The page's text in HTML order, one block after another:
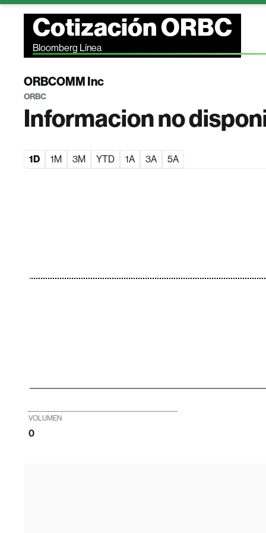
Cotización ORBC
Bloomberg Línea
ORBCOMM Inc
ORBC
Informacion no
1D 1M 3M YTD 1A 3A 5A
VOLUMEN
0